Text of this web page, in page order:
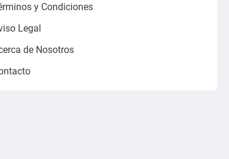
y Condiciones
Legal
de Nosotros